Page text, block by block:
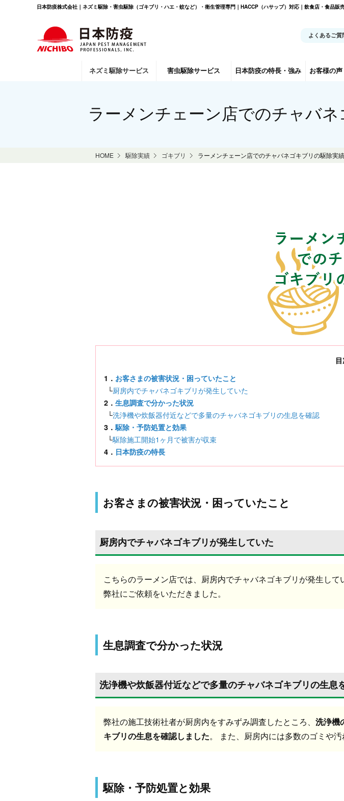
日本防疫株式会社｜ネズミ駆除・害虫駆除（ゴキブリ・ハエ・蚊など）・衛生管理専門｜HACCP（ハサップ）対応｜飲食店・食品
よくあるご質
ネズミ駆除サービス 害虫駆除サービス 日本防疫の特長・強み お客様の声
ラーメンチェーン店でのチャバ
HOME 駆除実績 ゴキブリ ラーメンチェーン店でのチャバネゴキブリの駆除実
1． お客さまの被害状況・困っていたこと
└厨房内でチャバネゴキブリが発生していた
2． 生息調査で分かった状況
└洗浄機や炊飯器付近などで多量のチャバネゴキブリの生息を確認
3． 駆除・予防処置と効果
└駆除施工開始1ヶ月で被害が収束
4． 日本防疫の特長
お客さまの被害状況・困っていたこと
厨房内でチャバネゴキブリが発生していた
こちらのラーメン店では、厨房内でチャバネゴキブリが発生し
弊社にご依頼をいただきました。
生息調査で分かった状況
洗浄機や炊飯器付近などで多量のチャバネゴキブリの生息
弊社の施工技術社者が厨房内をすみずみ調査したところ、 洗浄機
キブリの生息を確認しました。 また、厨房内には多数のゴミや
駆除・予防処置と効果